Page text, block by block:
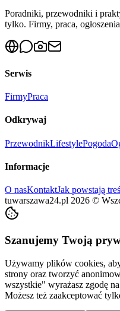
Poradniki, przewodniki i
tylko. Firmy, praca,
Serwis
FirmyPraca
Odkrywaj
PrzewodnikLifestylePogoda
Informacje
O nasKontaktJak powstają
tuwarszawa24.pl 2026 ©
Szanujemy Twoją
Używamy plików cookies,
strony oraz tworzyć
wszystkie" wyrażasz zgodę
Możesz też zaakceptować